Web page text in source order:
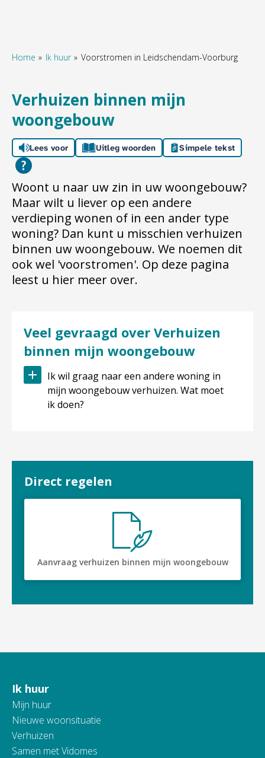
Naar hoofdinhoud
Naar hoofdnavigatiemenu
Naar zoeken
Home Ik huur Voorstromen in Leidschendam-Voorburg
Verhuizen binnen mijn
woongebouw
Lees voor Uitleg woorden Simpele tekst
Woont u naar uw zin in uw woongebouw?
Maar wilt u liever op een andere
verdieping wonen of in een ander type
woning? Dan kunt u misschien verhuizen
binnen uw woongebouw. We noemen dit
ook wel 'voorstromen'. Op deze pagina
leest u hier meer over.
Veel gevraagd over Verhuizen
binnen mijn woongebouw
Ik wil graag naar een andere woning in
mijn woongebouw verhuizen. Wat moet
ik doen?
Direct regelen

Aanvraag verhuizen binnen mijn woongebouw
Contactinformatie
Ik huur
Mijn huur
Nieuwe woonsituatie
Verhuizen
Samen met Vidomes